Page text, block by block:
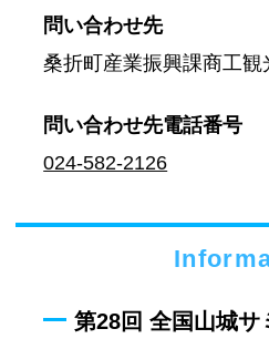
問い合わせ先
桑折町産業振興課商工観
問い合わせ先電話番号
024-582-2126
第28回 全国山城サ